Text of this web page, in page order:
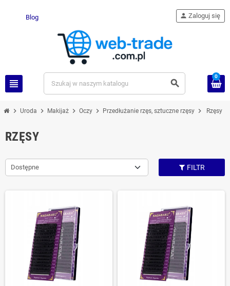
Blog
view_headline search
person Zaloguj się
0
chevron_right Uroda chevron_right Makijaż chevron_right Oczy chevron_right Przedłużanie rzęs, sztuczne rzęsy chevron_right Rzęsy
RZĘSY
Dostępne FILTR